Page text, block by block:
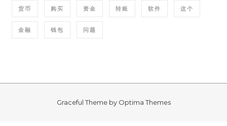
货币 购买 资金 转账 软件 这个
金融 钱包 问题
Graceful Theme by Optima Themes